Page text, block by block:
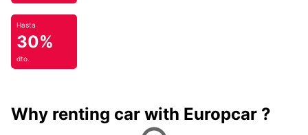
Hasta
30%
dto.
Why renting car with Europcar ?